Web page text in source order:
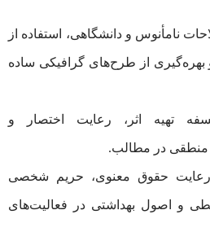
نامأنوس و دانشگاهی، استفاده از
از طرح‌های گرافیکی ساده
تهیه اثر، رعایت اختصار و
منطقی در مطالب.
رعایت حقوق معنوی، حریم شخصی
و اصول بهداشتی در فعالیت‌های